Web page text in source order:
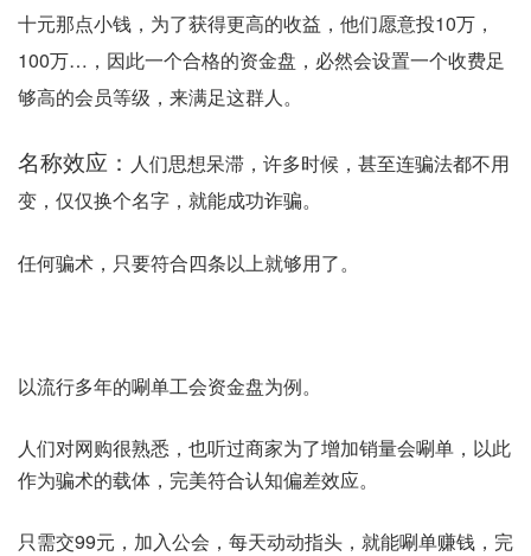
十元那点小钱，为了获得更高的收益，他们愿意投10万，
100万…，因此一个合格的资金盘，必然会设置一个收费足
够高的会员等级，来满足这群人。
名称效应： 人们思想呆滞，许多时候，甚至连骗法都不用
变，仅仅换个名字，就能成功诈骗。
任何骗术，只要符合四条以上就够用了。
以流行多年的唰单工会资金盘为例。
人们对网购很熟悉，也听过商家为了增加销量会唰单，以此
作为骗术的载体，完美符合认知偏差效应。
只需交99元，加入公会，每天动动指头，就能唰单赚钱，完